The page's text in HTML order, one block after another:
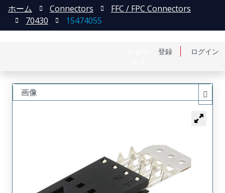
登録 ログイン
ホーム Connectors
FFC / FPC Connectors
70430
15474055
画像